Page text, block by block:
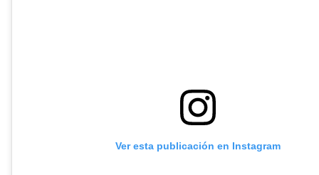
Ver esta publicación en Instagram